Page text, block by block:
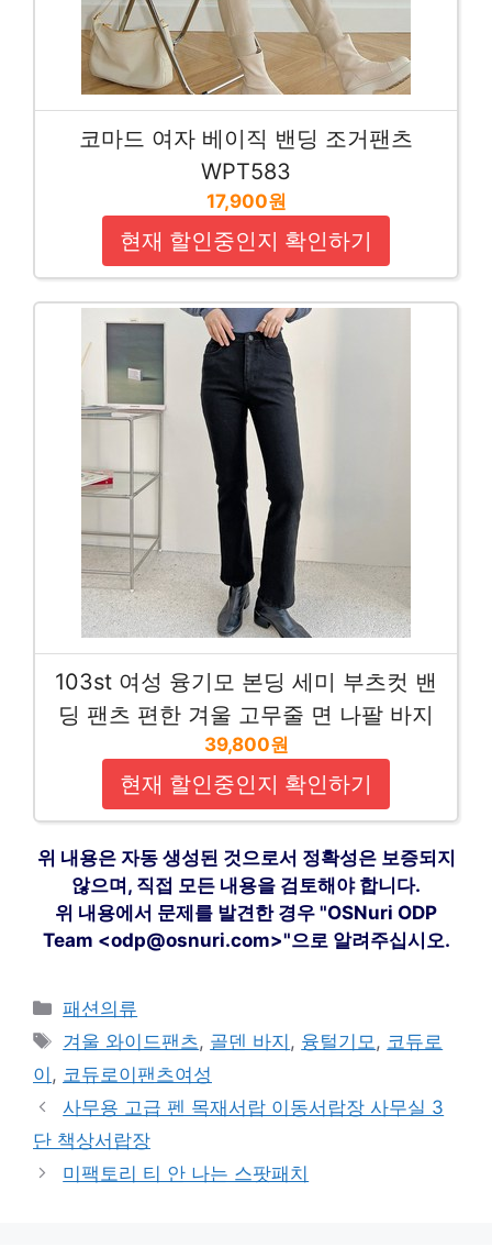
코마드 여자 베이직 밴딩 조거팬츠
WPT583
17,900원
현재 할인중인지 확인하기
103st 여성 융기모 본딩 세미 부츠컷 밴
딩 팬츠 편한 겨울 고무줄 면 나팔 바지
39,800원
현재 할인중인지 확인하기
위 내용은 자동 생성된 것으로서 정확성은 보증되지
않으며, 직접 모든 내용을 검토해야 합니다.
위 내용에서 문제를 발견한 경우 "OSNuri ODP
Team <odp@osnuri.com>"으로 알려주십시오.
카
테
고
리
패션의류
태
그
겨울 와이드팬츠, 골덴 바지 , 융털기모 , 코듀로
이 , 코듀로이팬츠여성
사무용 고급 펜 목재서랍 이동서랍장 사무실 3
단 책상서랍장
미팩토리 티 안 나는 스팟패치